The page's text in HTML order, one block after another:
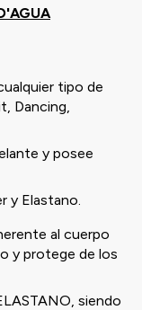
tipo de
Dancing,
y posee
y Elastano.
al cuerpo
y protege de los
siendo